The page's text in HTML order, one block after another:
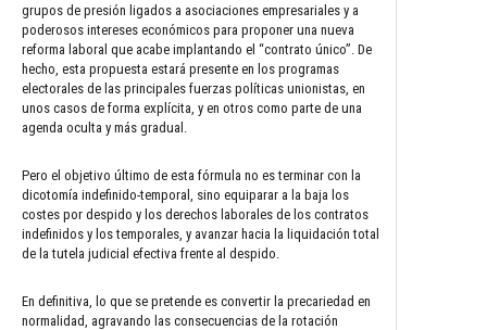
grupos de presión ligados a asociaciones empresariales y a
poderosos intereses económicos para proponer una nueva
reforma laboral que acabe implantando el “contrato único”. De
hecho, esta propuesta estará presente en los programas
electorales de las principales fuerzas políticas unionistas, en
unos casos de forma explícita, y en otros como parte de una
agenda oculta y más gradual.
Pero el objetivo último de esta fórmula no es terminar con la
dicotomía indefinido-temporal, sino equiparar a la baja los
costes por despido y los derechos laborales de los contratos
indefinidos y los temporales, y avanzar hacia la liquidación total
de la tutela judicial efectiva frente al despido.
En definitiva, lo que se pretende es convertir la precariedad en
normalidad, agravando las consecuencias de la rotación